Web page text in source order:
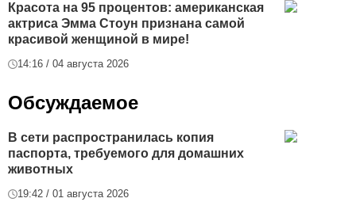
Красота на 95 процентов: американская
актриса Эмма Стоун признана самой
красивой женщиной в мире!
14:16 / 04 августа 2026
Обсуждаемое
В сети распространилась копия
паспорта, требуемого для домашних
животных
19:42 / 01 августа 2026